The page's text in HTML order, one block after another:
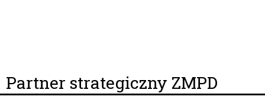
Partner strategiczny ZMPD